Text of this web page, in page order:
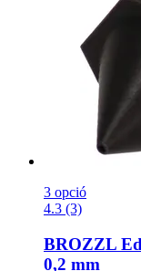
3 opció
4.3 (3)
BROZZL
0,2 mm